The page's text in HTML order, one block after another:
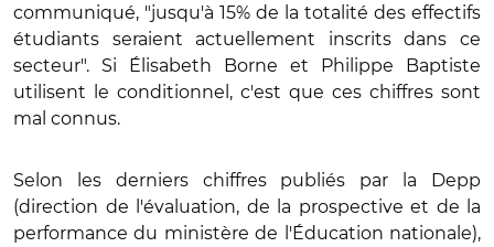
communiqué, "jusqu'à 15% de la totalité des effectifs
étudiants seraient actuellement inscrits dans ce
secteur". Si Élisabeth Borne et Philippe Baptiste
utilisent le conditionnel, c'est que ces chiffres sont
mal connus.
Selon les derniers chiffres publiés par la Depp
(direction de l'évaluation, de la prospective et de la
performance du ministère de l'Éducation nationale),